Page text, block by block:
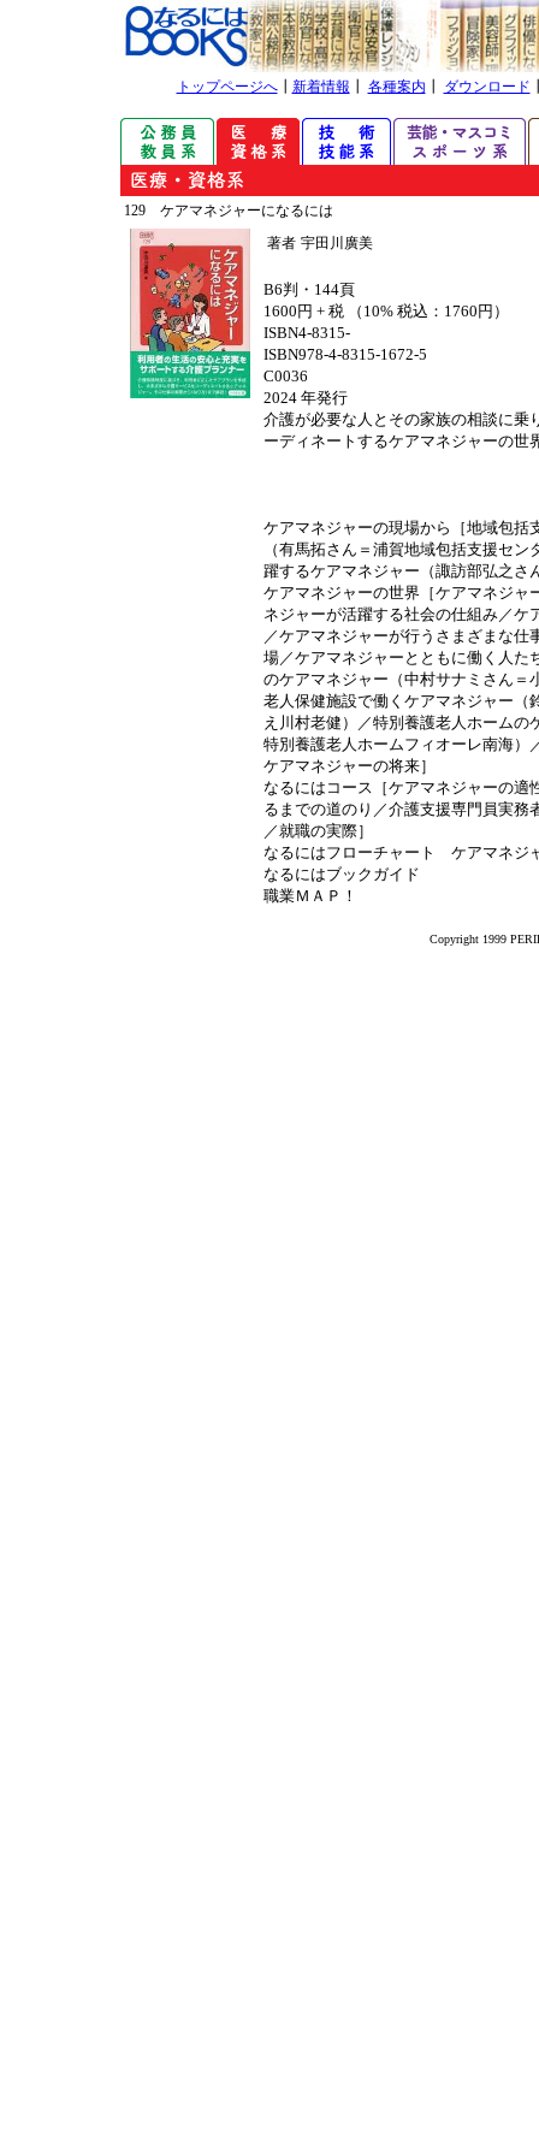
トップページへ┃ 新着情報 各種案内 ダウンロード
129 ケアマネジャーになるには
著者 宇田川廣美
B6判・144頁
1600円 + 税 （10% 税込：1760円）
ISBN4-8315-
ISBN978-4-8315-1672-5
C0036
2024 年発行
介護が必要な人とその家族の相談に乗
ーディネートするケアマネジャーの世
ケアマネジャーの現場から［地域包括
（有馬拓さん＝浦賀地域包括支援セ
躍するケアマネジャー（諏訪部弘之さ
ケアマネジャーの世界［ケアマネジャ
ネジャーが活躍する社会の仕組み／ケ
／ケアマネジャーが行うさまざまな仕
場／ケアマネジャーとともに働く人た
のケアマネジャー（中村サナミさん＝
老人保健施設で働くケアマネジャー（
え川村老健）／特別養護老人ホームの
特別養護老人ホームフィオーレ南海）
ケアマネジャーの将来］
なるにはコース［ケアマネジャーの適
るまでの道のり／介護支援専門員実務
／就職の実際］
なるにはフローチャート ケアマネジ
なるにはブックガイド
職業ＭＡＰ！
Copyright 1999